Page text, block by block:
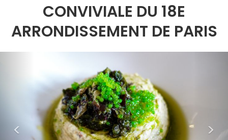
CONVIVIALE DU 18E
ARRONDISSEMENT DE PARIS
< >